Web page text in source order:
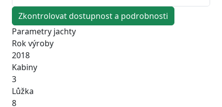
Zkontrolovat dostupnost a podrobnosti
Parametry jachty
Rok výroby
2018
Kabiny
3
Lůžka
8